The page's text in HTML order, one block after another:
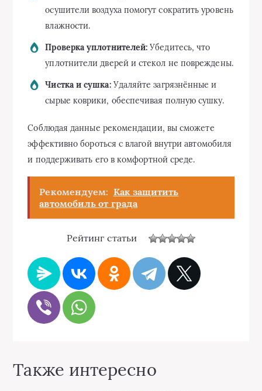
осушители воздуха помогут сократить уровень
влажности.
Проверка уплотнителей: Убедитесь, что
уплотнители дверей и стекол не повреждены.
Чистка и сушка:Удаляйте загрязнённые и
сырые коврики, обеспечивая полную сушку.
Соблюдая данные рекомендации, вы сможете
эффективно бороться с влагой внутри автомобиля
и поддерживать его в комфортной среде.
Рекомендуем: Как защитить
автомобиль от града
Рейтинг статьи
Также интересно